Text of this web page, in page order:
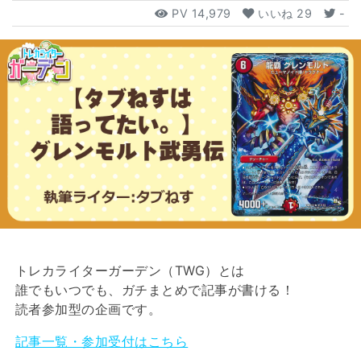
PV 14,979 いいね 29 -
トレカライターガーデン（TWG）とは
誰でもいつでも、ガチまとめで記事が書ける！
読者参加型の企画です。
記事一覧・参加受付はこちら